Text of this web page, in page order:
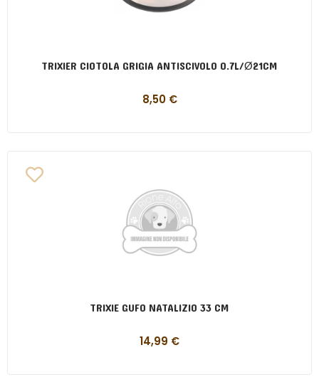
TRIXIER CIOTOLA GRIGIA ANTISCIVOLO 0.7L/Ø21CM
8,50 €
TRIXIE GUFO NATALIZIO 33 CM
14,99 €